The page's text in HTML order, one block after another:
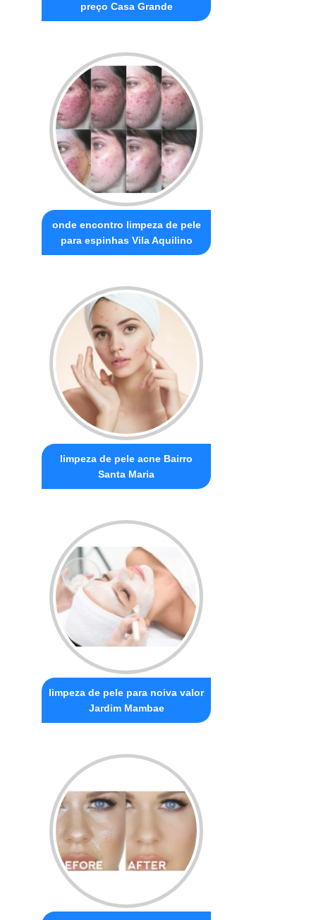
preço Casa Grande
onde encontro limpeza de pele
para espinhas Vila Aquilino
limpeza de pele acne Bairro
Santa Maria
limpeza de pele para noiva valor
Jardim Mambae